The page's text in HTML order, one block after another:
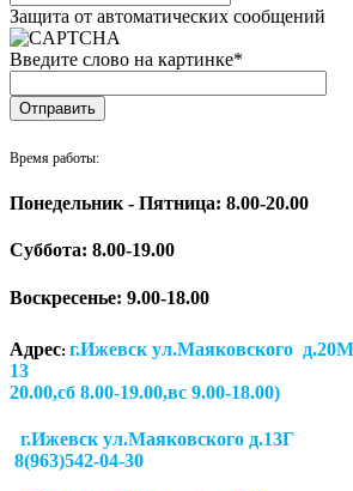
Защита от автоматических сообщений
Введите слово на картинке*
Время работы:
Понедельник - Пятница: 8.00-20.00
Суббота: 8.00-19.00
Воскресенье: 9.00-18.00
Адрес: г.Ижевск ул.Маяковского
13 (Пн-
20.00,сб 8.00-19.00,вс 9.00-18.00)
г.Ижевск
8(963)542-04-30